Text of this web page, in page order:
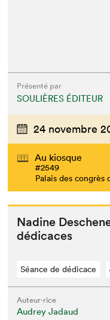
Présenté par
SOULIÈRES ÉDITEUR
24 novembre
Au kiosque
#2549
Palais des congrès
Nadine
dédicaces
Séance de dédicace
Auteur·rice
Audrey Jadaud